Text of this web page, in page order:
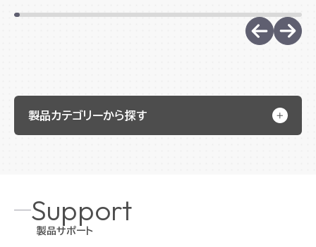
製品カテゴリーから探す
Support
製品サポート